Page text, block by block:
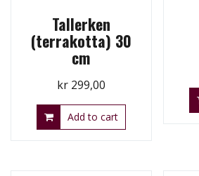
Tallerken
(terrakotta) 30
cm
kr299,00
Add to cart